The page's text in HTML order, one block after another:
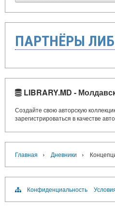
ПАРТНЁРЫ
LIBRARY.MD -
Создайте свою авторскую
зарегистрироваться в качестве
Главная › Дневники ›
Конфиденциальность